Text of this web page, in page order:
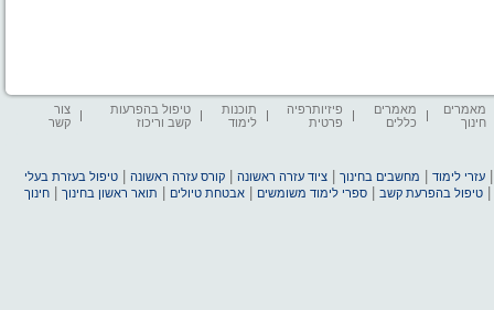
מאמרים
חינוך
מאמרים
כללים
פיזיותרפיה
פרטית
תוכנות
לימוד
טיפול בהפרעות
קשב וריכוז
צור
קשר
עזרי לימוד מחשבים בחינוך |ציוד עזרה ראשונה |קורס עזרה ראשונה |טיפול בעזרת בעלי
|טיפול בהפרעת קשב |ספרי לימוד משומשים |אבטחת טיולים תואר ראשון בחינוך |חינוך